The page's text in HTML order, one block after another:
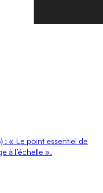
: « Le point essentiel de
à l’échelle ».